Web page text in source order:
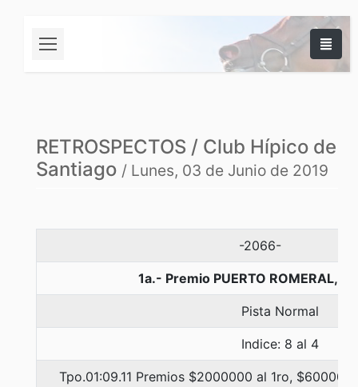
RETROSPECTOS / Club Hípico de
Santiago / Lunes, 03 de Junio de 2019
-2066-
1a.- Premio PUERTO ROMERAL,
Pista Normal
Indice: 8 al 4
Tpo.01:09.11 Premios $2000000 al 1ro,